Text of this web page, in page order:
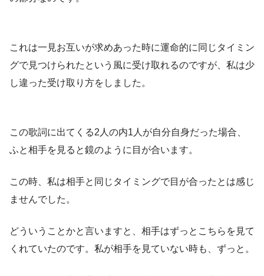
これは一見お互いが求めあった時に運命的に同じタイミン
グで見つけられたという風に受け取れるのですが、私は少
し違った受け取り方をしました。
この歌詞に出てくる2人の内1人が自分自身だった場合、
ふと相手を見ると鏡のように目が合います。
この時、私は相手と同じタイミングで目が合ったとは感じ
ませんでした。
どういうことかと言いますと、相手はずっとこちらを見て
くれていたのです。私が相手を見ていない時も、ずっと。